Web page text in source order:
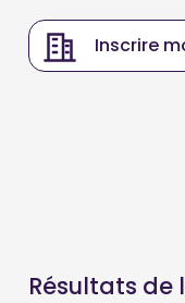
Inscrire
Résultats de